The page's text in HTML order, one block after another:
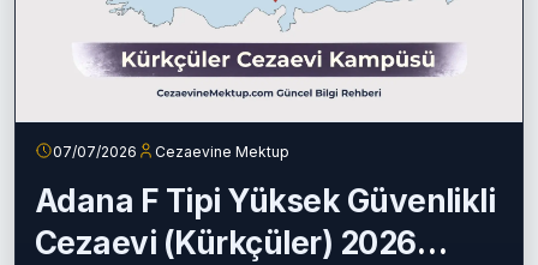
07/07/2026 Cezaevine Mektup
Adana F Tipi Yüksek Güvenlikli
Cezaevi (Kürkçüler) 2026